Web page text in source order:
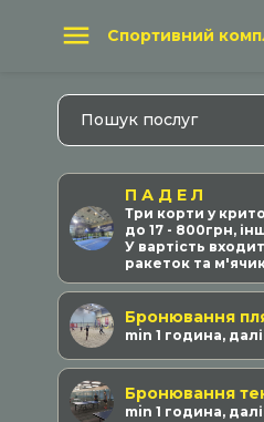
П А Д Е Л
Три корти у
до 17 - 800грн,
У вартість
ракеток та
Бронювання
min 1 година,
Бронювання
min 1 година,